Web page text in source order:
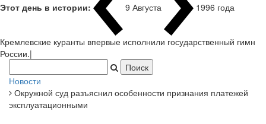
Этот день в истории: 9 Августа 1996 года
Кремлевские куранты впервые исполнили государственный гимн
России.|
Новости
Окружной суд разъяснил особенности признания платежей
эксплуатационными